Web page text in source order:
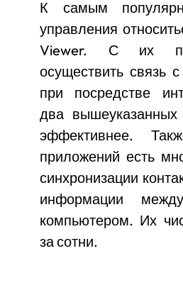
К самым
управления
Viewer. С их
осуществить связь
при посредстве
два вышеуказанных
эффективнее.
приложений есть
синхронизации
информации
компьютером. Их
за сотни.